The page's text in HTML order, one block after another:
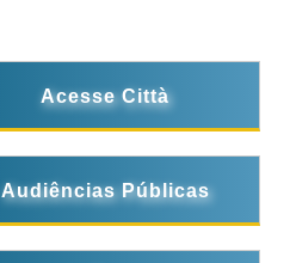
Acesse Città
Audiências Públicas